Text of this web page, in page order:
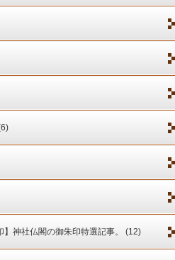
】神社仏閣の御朱印特選記事。 (12)